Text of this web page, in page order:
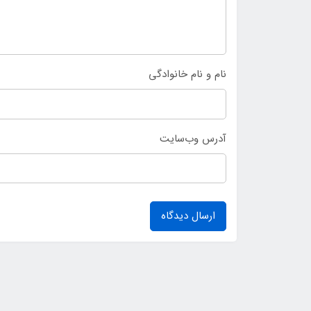
نام و نام خانوادگی
آدرس وب‌سایت
ارسال دیدگاه